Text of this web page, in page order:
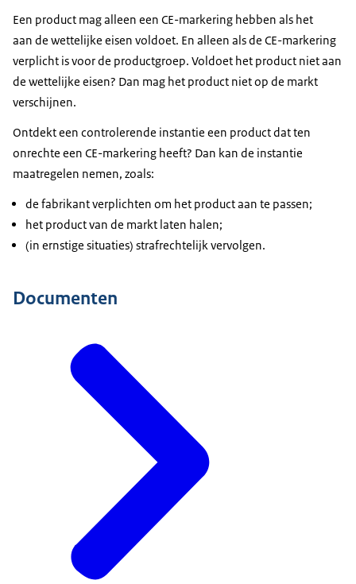
Een product mag alleen een CE-markering hebben als het
aan de wettelijke eisen voldoet. En alleen als de CE-markering
verplicht is voor de productgroep. Voldoet het product niet aan
de wettelijke eisen? Dan mag het product niet op de markt
verschijnen.
Ontdekt een controlerende instantie een product dat ten
onrechte een CE-markering heeft? Dan kan de instantie
maatregelen nemen, zoals:
de fabrikant verplichten om het product aan te passen;
het product van de markt laten halen;
(in ernstige situaties) strafrechtelijk vervolgen.
Documenten